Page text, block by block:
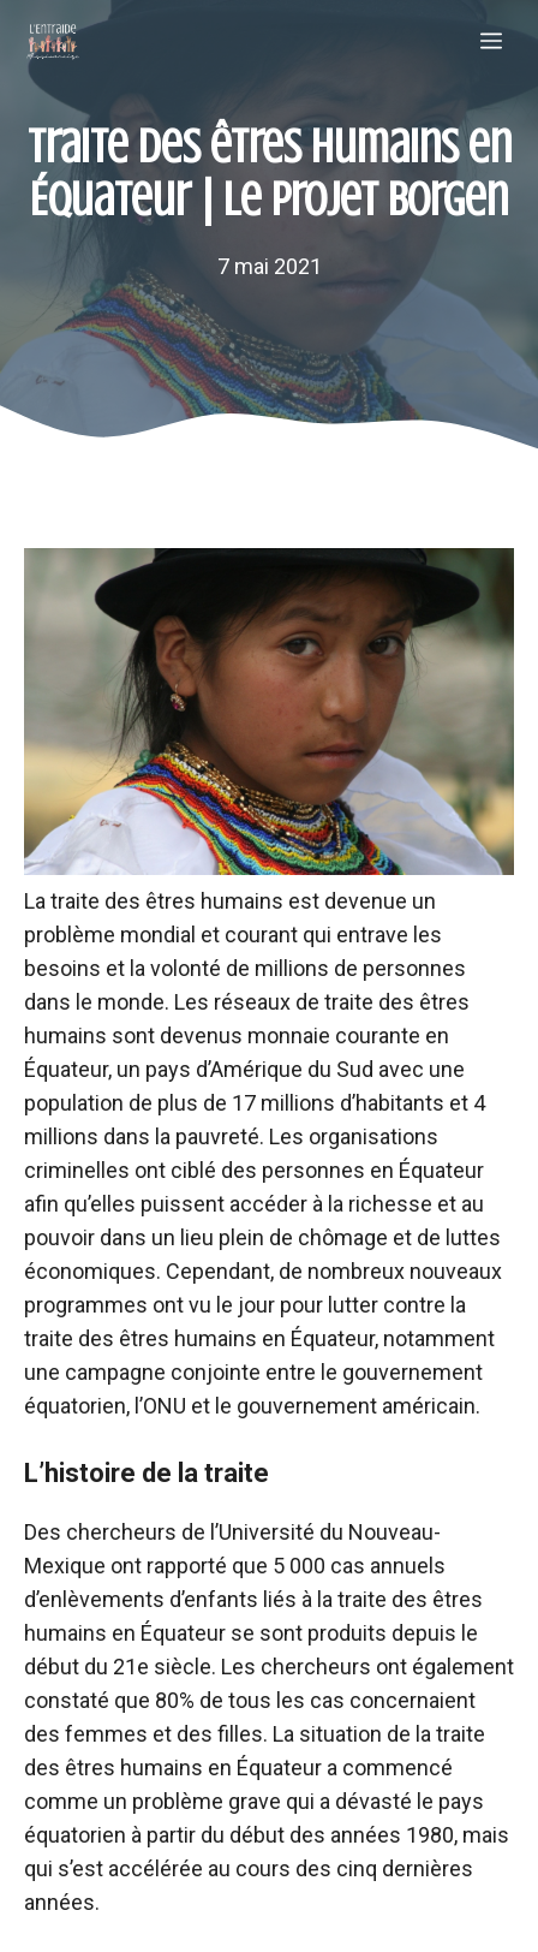
contenu
Traite des êtres humains en
Équateur | Le projet Borgen
7 mai 2021
La traite des êtres humains est devenue un
problème mondial et courant qui entrave les
besoins et la volonté de millions de personnes
dans le monde. Les réseaux de traite des êtres
humains sont devenus monnaie courante en
Équateur, un pays d’Amérique du Sud avec une
population de plus de 17 millions d’habitants et 4
millions dans la pauvreté. Les organisations
criminelles ont ciblé des personnes en Équateur
afin qu’elles puissent accéder à la richesse et au
pouvoir dans un lieu plein de chômage et de luttes
économiques. Cependant, de nombreux nouveaux
programmes ont vu le jour pour lutter contre la
traite des êtres humains en Équateur, notamment
une campagne conjointe entre le gouvernement
équatorien, l’ONU et le gouvernement américain.
L’histoire de la traite
Des chercheurs de l’Université du Nouveau-
Mexique ont rapporté que 5 000 cas annuels
d’enlèvements d’enfants liés à la traite des êtres
humains en Équateur se sont produits depuis le
début du 21e siècle. Les chercheurs ont également
constaté que 80% de tous les cas concernaient
des femmes et des filles. La situation de la traite
des êtres humains en Équateur a commencé
comme un problème grave qui a dévasté le pays
équatorien à partir du début des années 1980, mais
qui s’est accélérée au cours des cinq dernières
années.